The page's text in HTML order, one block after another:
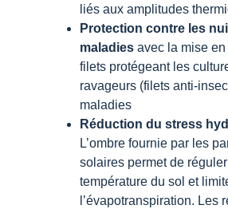
liés aux amplitudes
Protection contre les
maladies avec la mise
filets protégeant les
ravageurs (filets anti-
maladies
Réduction du stress
L’ombre fournie par les
solaires permet de
température du sol et
l’évapotranspiration. Les